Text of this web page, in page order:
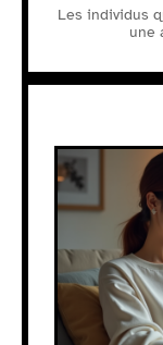
Les individus
une